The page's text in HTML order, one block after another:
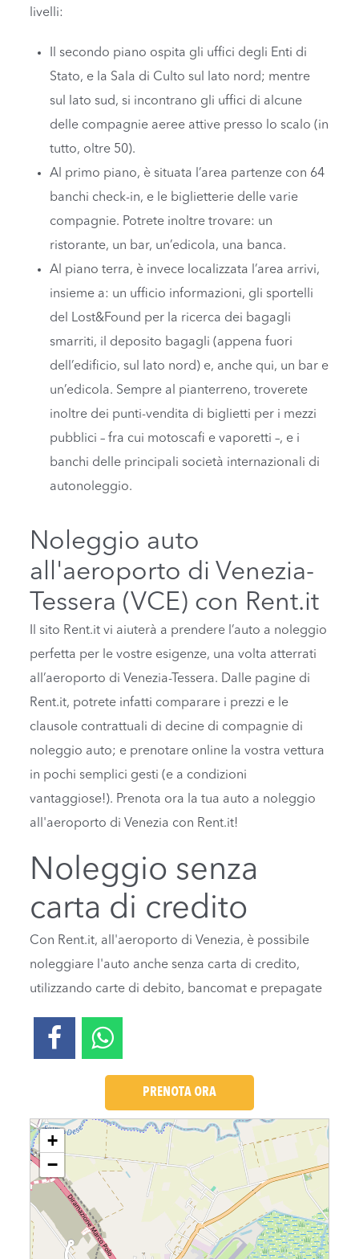
livelli:
Il secondo piano ospita gli uffici degli Enti di
Stato, e la Sala di Culto sul lato nord; mentre
sul lato sud, si incontrano gli uffici di alcune
delle compagnie aeree attive presso lo scalo (in
tutto, oltre 50).
Al primo piano, è situata l’area partenze con 64
banchi check-in, e le biglietterie delle varie
compagnie. Potrete inoltre trovare: un
ristorante, un bar, un’edicola, una banca.
Al piano terra, è invece localizzata l’area arrivi,
insieme a: un ufficio informazioni, gli sportelli
del Lost&Found per la ricerca dei bagagli
smarriti, il deposito bagagli (appena fuori
dell’edificio, sul lato nord) e, anche qui, un bar e
un’edicola. Sempre al pianterreno, troverete
inoltre dei punti-vendita di biglietti per i mezzi
pubblici – fra cui motoscafi e vaporetti –, e i
banchi delle principali società internazionali di
autonoleggio.
Noleggio auto
all'aeroporto di Venezia-
Tessera (VCE) con Rent.it
Il sito Rent.it vi aiuterà a prendere l’auto a noleggio
perfetta per le vostre esigenze, una volta atterrati
all’aeroporto di Venezia-Tessera. Dalle pagine di
Rent.it, potrete infatti comparare i prezzi e le
clausole contrattuali di decine di compagnie di
noleggio auto; e prenotare online la vostra vettura
in pochi semplici gesti (e a condizioni
vantaggiose!). Prenota ora la tua auto a noleggio
all'aeroporto di Venezia con Rent.it!
Noleggio senza
carta di credito
Con Rent.it, all'aeroporto di Venezia, è possibile
noleggiare l'auto anche senza carta di credito,
utilizzando carte di debito, bancomat e prepagate
PRENOTA ORA
Loading....
+
−